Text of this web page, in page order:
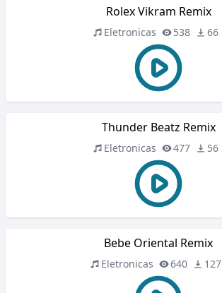
Rolex Vikram Remix
Eletronicas 538 66
Thunder Beatz Remix
Eletronicas 477 56
Bebe Oriental Remix
Eletronicas 640 127